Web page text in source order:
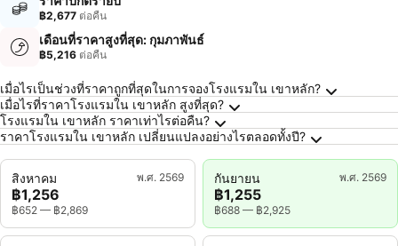
฿2,677 ต่อคืน
เดือนที่ราคาสูงที่สุด: กุมภาพันธ์
฿5,216 ต่อคืน
คำถามที่พบบ่อยเกี่ยวกับ เขาหลัก
เมื่อไรเป็นช่วงที่ราคาถูกที่สุดในการจองโรงแรมใน เขาหลัก?
เมื่อไรที่ราคาโรงแรมใน เขาหลัก สูงที่สุด?
โรงแรมใน เขาหลัก ราคาเท่าไรต่อคืน?
ราคาโรงแรมใน เขาหลัก เปลี่ยนแปลงอย่างไรตลอดทั้งปี?
สิงหาคม พ.ศ. 2569
฿1,256
฿652 — ฿2,869
กันยายน พ.ศ. 2569
฿1,255
฿688 — ฿2,925